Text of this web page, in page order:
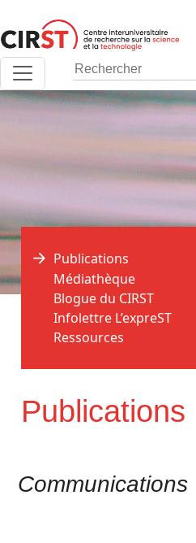
au
contenu
Accueil > Publications >
Publications
Publications
Médiathèque
Blogue du CIRST
Infolettre L’expreST
Ressources
Communications